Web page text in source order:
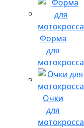
Форма
для
мотокросса
Очки
для
мотокросса